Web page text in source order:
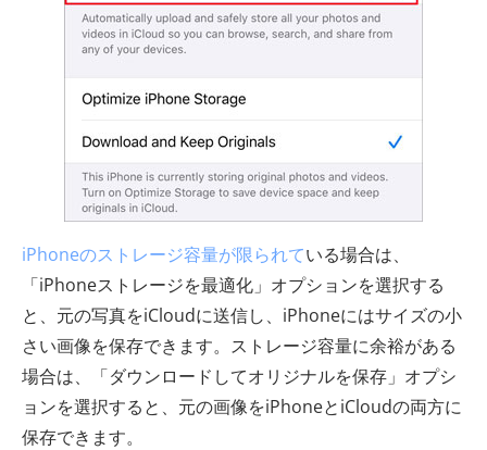
iPhoneのストレージ容量が限られている場合は、
「iPhoneストレージを最適化」オプションを選択する
と、元の写真をiCloudに送信し、iPhoneにはサイズの小
さい画像を保存できます。ストレージ容量に余裕がある
場合は、「ダウンロードしてオリジナルを保存」オプシ
ョンを選択すると、元の画像をiPhoneとiCloudの両方に
保存できます。